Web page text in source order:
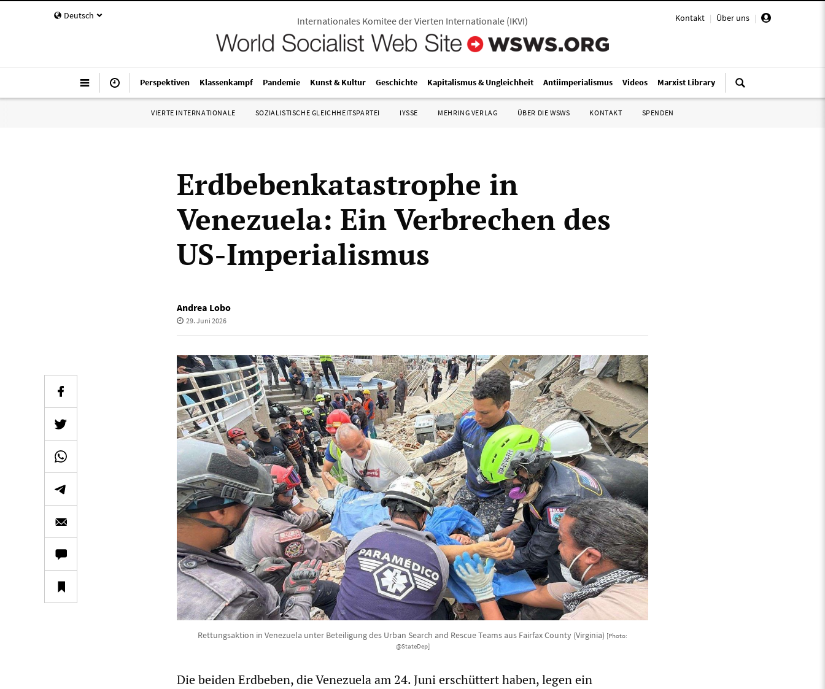
Deutsch Kontakt | Über uns |
Internationales Komitee der Vierten Internationale (IKVI)
Perspektiven Klassenkampf Pandemie Kunst & Kultur Geschichte Kapitalismus & Ungleichheit Antiimperialismus Videos Marxist Library
VIERTE INTERNATIONALE SOZIALISTISCHE GLEICHHEITSPARTEI IYSSE MEHRING VERLAG ÜBER DIE WSWS KONTAKT SPENDEN
Erdbebenkatastrophe in
Venezuela: Ein Verbrechen des
US-Imperialismus
Andrea Lobo
29. Juni 2026
Rettungsaktion in Venezuela unter Beteiligung des Urban Search and Rescue Teams aus Fairfax County (Virginia) [Photo:
@StateDep]
Die beiden Erdbeben, die Venezuela am 24. Juni erschüttert haben, legen ein